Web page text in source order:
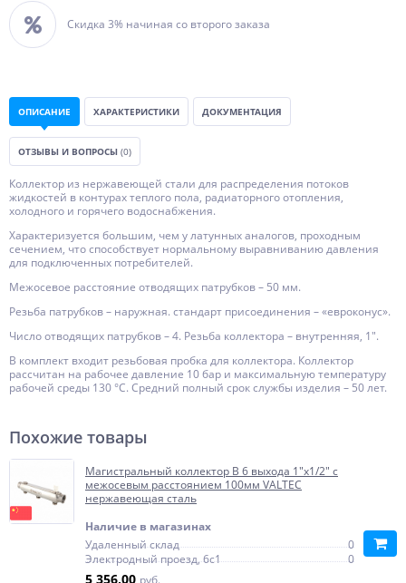
Скидка 3% начиная со второго заказа
ОПИСАНИЕ ХАРАКТЕРИСТИКИ ДОКУМЕНТАЦИЯ
ОТЗЫВЫ И ВОПРОСЫ (0)
Коллектор из нержавеющей стали для распределения потоков
жидкостей в контурах теплого пола, радиаторного отопления,
холодного и горячего водоснабжения.
Характеризуется большим, чем у латунных аналогов, проходным
сечением, что способствует нормальному выравниванию давления
для подключенных потребителей.
Межосевое расстояние отводящих патрубков – 50 мм.
Резьба патрубков – наружная. стандарт присоединения – «евроконус».
Число отводящих патрубков – 4. Резьба коллектора – внутренняя, 1".
В комплект входит резьбовая пробка для коллектора. Коллектор
рассчитан на рабочее давление 10 бар и максимальную температуру
рабочей среды 130 °С. Средний полный срок службы изделия – 50 лет.
Похожие товары
Магистральный коллектор В 6 выхода 1"х1/2" с
межосевым расстоянием 100мм VALTEC
нержавеющая сталь
Наличие в магазинах
Удаленный склад
0
Электродный проезд, 6с1
0
5 356,00 руб.